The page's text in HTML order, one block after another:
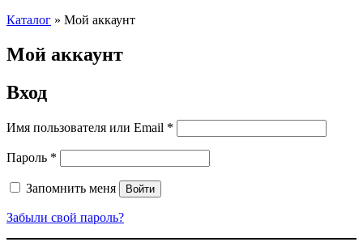
Каталог » Мой аккаунт
Мой аккаунт
Вход
Имя пользователя или Email *
Пароль *
Запомнить меня Войти
Забыли свой пароль?